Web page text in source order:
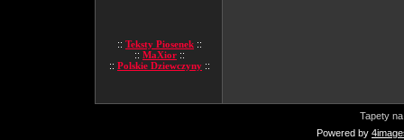
:: Teksty Piosenek ::
:: MaXior ::
:: Polskie Dziewczyny ::
Tapety
Powered by